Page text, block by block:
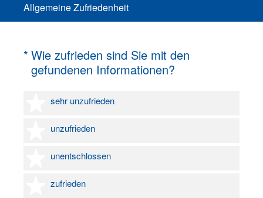
Allgemeine Zufriedenheit
* Wie zufrieden sind Sie mit den
gefundenen Informationen?
(Erforderlich.)
sehr unzufrieden
1 Stern
unzufrieden
2 Sterne
unentschlossen
3 Sterne
zufrieden
4 Sterne